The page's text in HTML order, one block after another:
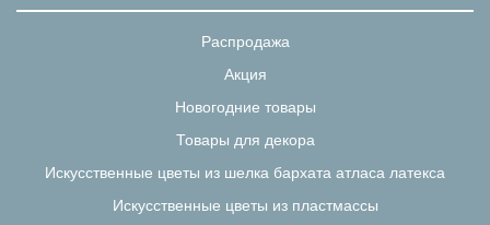
Распродажа
Акция
Новогодние товары
Товары для декора
Искусственные цветы из шелка бархата атласа латекса
Искусственные цветы из пластмассы